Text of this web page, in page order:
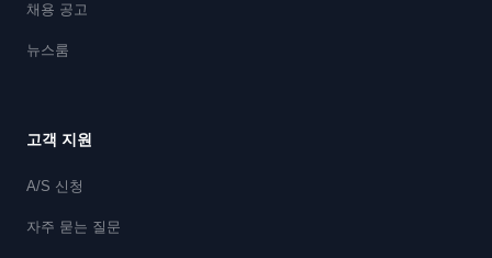
채용 공고
뉴스룸
고객 지원
A/S 신청
자주 묻는 질문